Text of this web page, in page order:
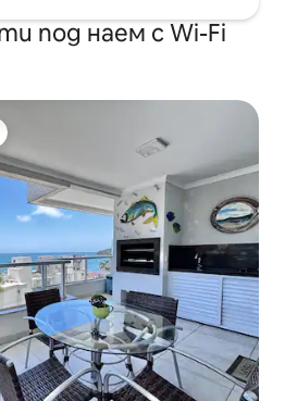
под наем с Wi-Fi
гостите